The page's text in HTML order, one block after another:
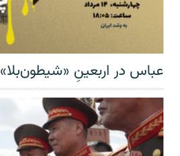
عباس در اربعینِ «شیطون‌بلا»